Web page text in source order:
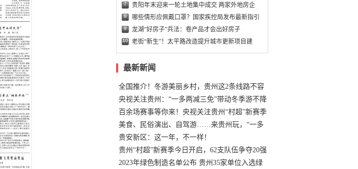
7 贵阳年末迎来一轮土地集中成交 两家外地房企
8 哪些情形应佩戴口罩？国家疾控局发布最新指引
9 龙湖“好房子”兵法：卷产品才会出好房子
10 老街“新生”！太平路改造提升城市更新项目建
最新新闻
全国推介！冬游美丽乡村，贵州这2条线路不容
错过
央视关注贵州：“一多两减三免”带动冬季游不降
温
百余场赛事等你来！央视关注贵州“村超”新赛季
正式“打响”
美食、民俗演出、自驾游……来贵州玩，“一多
两减三免”！
贵安新区：这一年，不一样！
贵州“村超”新赛季今日开启，62支队伍争夺20强
名额
2023年绿色制造名单公布 贵州35家单位入选绿